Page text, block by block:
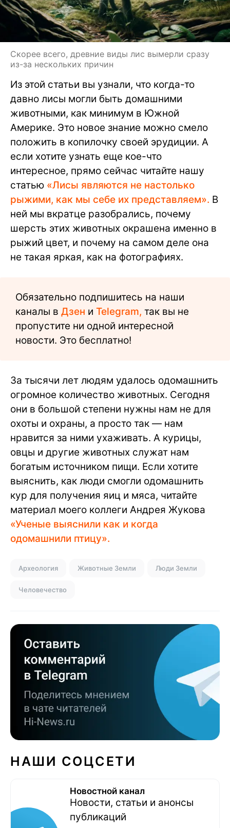
Скорее всего, древние виды лис вымерли сразу
из-за нескольких причин
Из этой статьи вы узнали, что когда-то
давно лисы могли быть домашними
животными, как минимум в Южной
Америке. Это новое знание можно смело
положить в копилочку своей эрудиции. А
если хотите узнать еще кое-что
интересное, прямо сейчас читайте нашу
статью «Лисы являются не настолько
рыжими, как мы себе их представляем». В
ней мы вкратце разобрались, почему
шерсть этих животных окрашена именно в
рыжий цвет, и почему на самом деле она
не такая яркая, как на фотографиях.
Обязательно подпишитесь на наши
каналы в Дзен и Telegram, так вы не
пропустите ни одной интересной
новости. Это бесплатно!
За тысячи лет людям удалось одомашнить
огромное количество животных. Сегодня
они в большой степени нужны нам не для
охоты и охраны, а просто так — нам
нравится за ними ухаживать. А курицы,
овцы и другие животных служат нам
богатым источником пищи. Если хотите
выяснить, как люди смогли одомашнить
кур для получения яиц и мяса, читайте
материал моего коллеги Андрея Жукова
«Ученые выяснили как и когда
одомашнили птицу».
Археология Животные Земли Люди Земли
Человечество
НАШИ СОЦСЕТИ
Новостной канал
Новости, статьи и анонсы
публикаций